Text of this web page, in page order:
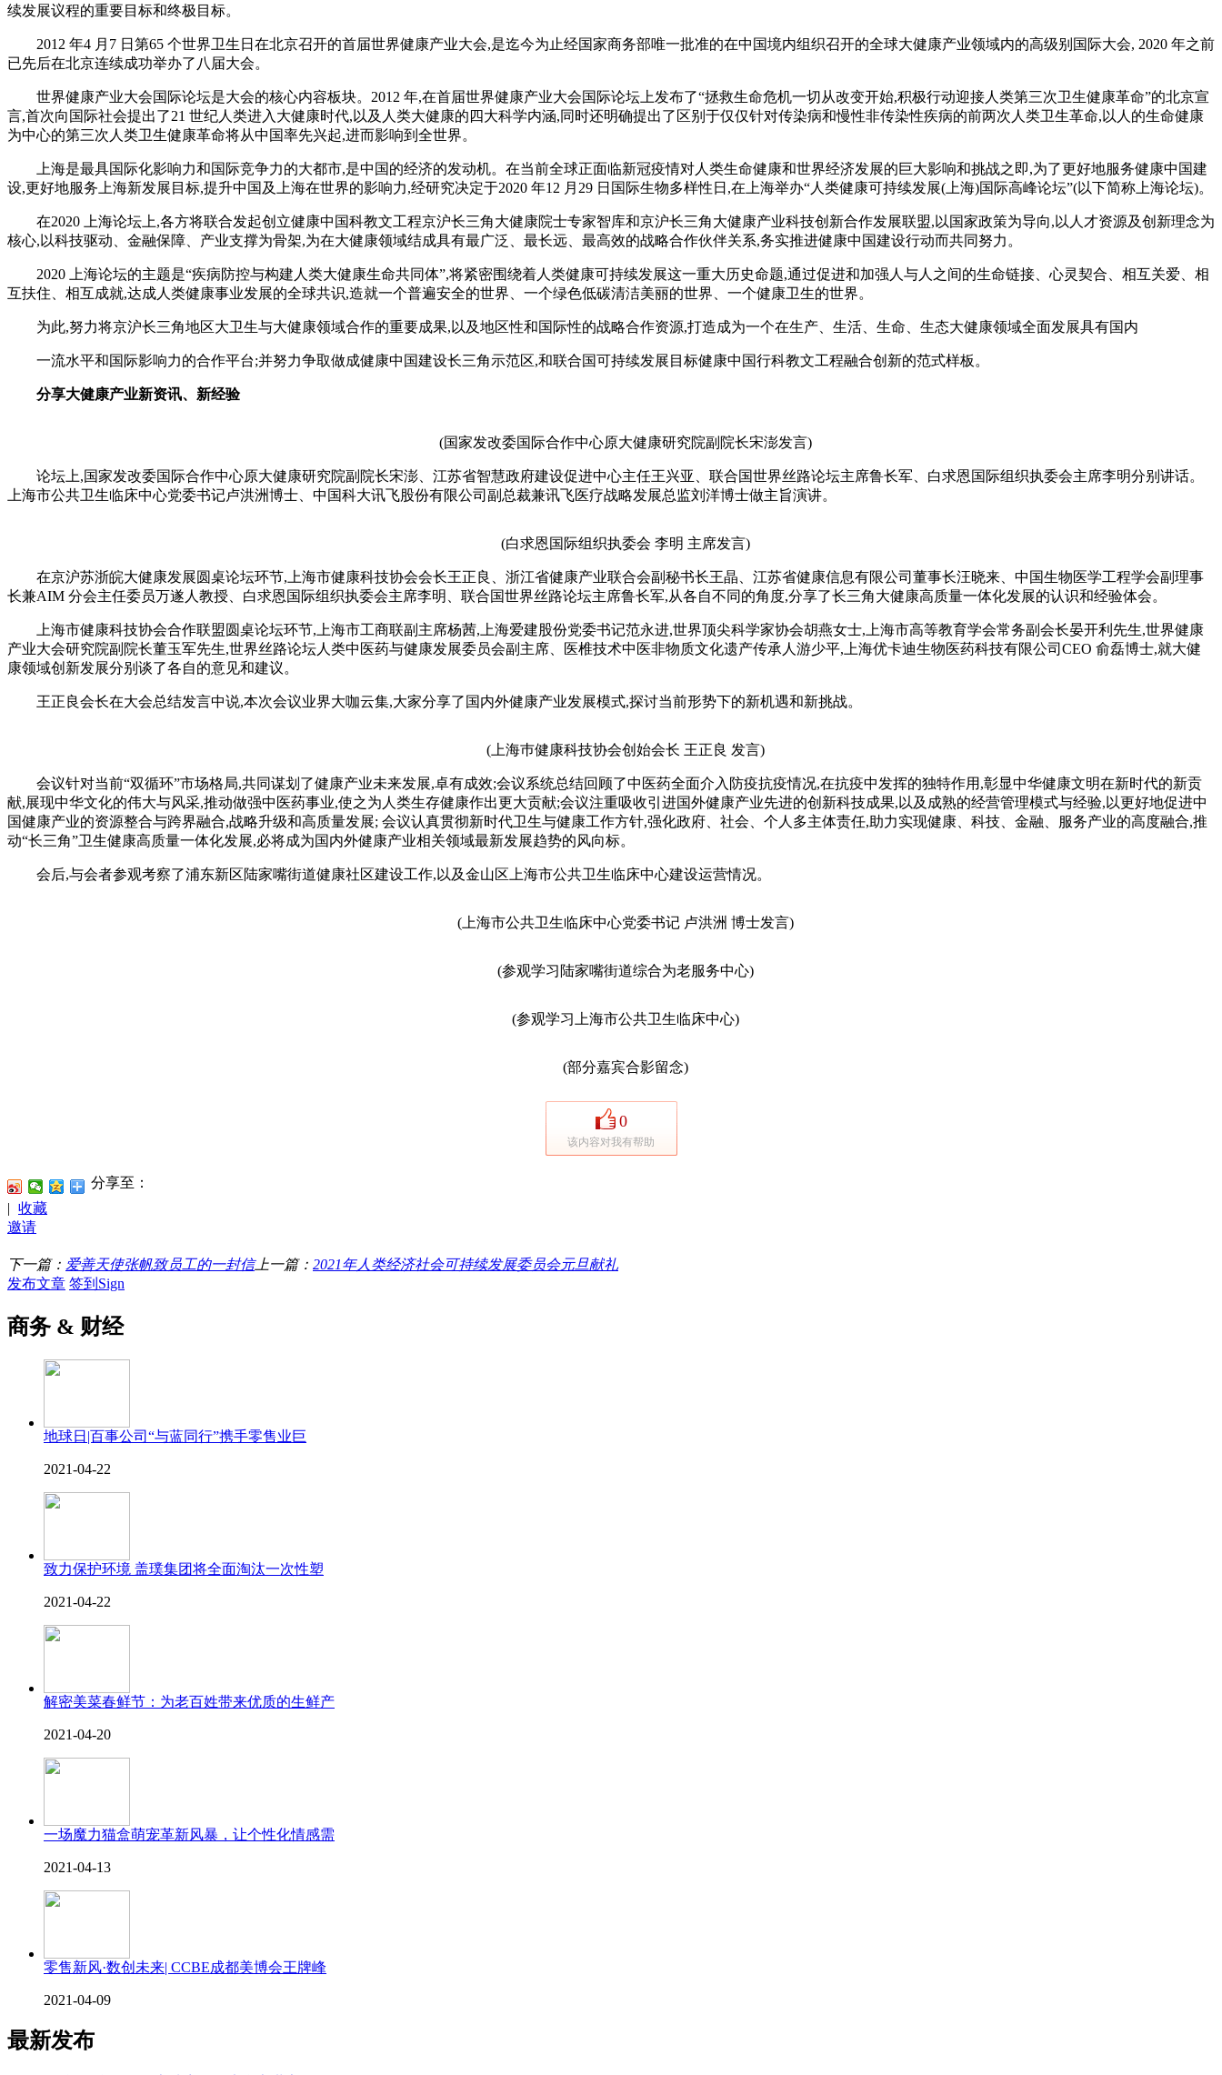
续发展议程的重要目标和终极目标。
2012 年4 月7 日第65 个世界卫生日在北京召开的首届世界健康产业大会,是迄今为止经国家商务部唯一批准的在中国境内组织召开的全球大健康产业领域内的高级别国际大会, 2020 年之前
已先后在北京连续成功举办了八届大会。
世界健康产业大会国际论坛是大会的核心内容板块。2012 年,在首届世界健康产业大会国际论坛上发布了“拯救生命危机一切从改变开始,积极行动迎接人类第三次卫生健康革命”的北京宣
言,首次向国际社会提出了21 世纪人类进入大健康时代,以及人类大健康的四大科学内涵,同时还明确提出了区别于仅仅针对传染病和慢性非传染性疾病的前两次人类卫生革命,以人的生命健康
为中心的第三次人类卫生健康革命将从中国率先兴起,进而影响到全世界。
上海是最具国际化影响力和国际竞争力的大都市,是中国的经济的发动机。在当前全球正面临新冠疫情对人类生命健康和世界经济发展的巨大影响和挑战之即,为了更好地服务健康中国建
设,更好地服务上海新发展目标,提升中国及上海在世界的影响力,经研究决定于2020 年12 月29 日国际生物多样性日,在上海举办“人类健康可持续发展(上海)国际高峰论坛”(以下简称上海论坛)。
在2020 上海论坛上,各方将联合发起创立健康中国科教文工程京沪长三角大健康院士专家智库和京沪长三角大健康产业科技创新合作发展联盟,以国家政策为导向,以人才资源及创新理念为
核心,以科技驱动、金融保障、产业支撑为骨架,为在大健康领域结成具有最广泛、最长远、最高效的战略合作伙伴关系,务实推进健康中国建设行动而共同努力。
2020 上海论坛的主题是“疾病防控与构建人类大健康生命共同体”,将紧密围绕着人类健康可持续发展这一重大历史命题,通过促进和加强人与人之间的生命链接、心灵契合、相互关爱、相
互扶住、相互成就,达成人类健康事业发展的全球共识,造就一个普遍安全的世界、一个绿色低碳清洁美丽的世界、一个健康卫生的世界。
为此,努力将京沪长三角地区大卫生与大健康领域合作的重要成果,以及地区性和国际性的战略合作资源,打造成为一个在生产、生活、生命、生态大健康领域全面发展具有国内
一流水平和国际影响力的合作平台;并努力争取做成健康中国建设长三角示范区,和联合国可持续发展目标健康中国行科教文工程融合创新的范式样板。
分享大健康产业新资讯、新经验
(国家发改委国际合作中心原大健康研究院副院长宋澎发言)
论坛上,国家发改委国际合作中心原大健康研究院副院长宋澎、江苏省智慧政府建设促进中心主任王兴亚、联合国世界丝路论坛主席鲁长军、白求恩国际组织执委会主席李明分别讲话。
上海市公共卫生临床中心党委书记卢洪洲博士、中国科大讯飞股份有限公司副总裁兼讯飞医疗战略发展总监刘洋博士做主旨演讲。
(白求恩国际组织执委会 李明 主席发言)
在京沪苏浙皖大健康发展圆桌论坛环节,上海市健康科技协会会长王正良、浙江省健康产业联合会副秘书长王晶、江苏省健康信息有限公司董事长汪晓来、中国生物医学工程学会副理事
长兼AIM 分会主任委员万遂人教授、白求恩国际组织执委会主席李明、联合国世界丝路论坛主席鲁长军,从各自不同的角度,分享了长三角大健康高质量一体化发展的认识和经验体会。
上海市健康科技协会合作联盟圆桌论坛环节,上海市工商联副主席杨茜,上海爱建股份党委书记范永进,世界顶尖科学家协会胡燕女士,上海市高等教育学会常务副会长晏开利先生,世界健康
产业大会研究院副院长董玉军先生,世界丝路论坛人类中医药与健康发展委员会副主席、医椎技术中医非物质文化遗产传承人游少平,上海优卡迪生物医药科技有限公司CEO 俞磊博士,就大健
康领域创新发展分别谈了各自的意见和建议。
王正良会长在大会总结发言中说,本次会议业界大咖云集,大家分享了国内外健康产业发展模式,探讨当前形势下的新机遇和新挑战。
(上海巿健康科技协会创始会长 王正良 发言)
会议针对当前“双循环”市场格局,共同谋划了健康产业未来发展,卓有成效;会议系统总结回顾了中医药全面介入防疫抗疫情况,在抗疫中发挥的独特作用,彰显中华健康文明在新时代的新贡
献,展现中华文化的伟大与风采,推动做强中医药事业,使之为人类生存健康作出更大贡献;会议注重吸收引进国外健康产业先进的创新科技成果,以及成熟的经营管理模式与经验,以更好地促进中
国健康产业的资源整合与跨界融合,战略升级和高质量发展; 会议认真贯彻新时代卫生与健康工作方针,强化政府、社会、个人多主体责任,助力实现健康、科技、金融、服务产业的高度融合,推
动“长三角”卫生健康高质量一体化发展,必将成为国内外健康产业相关领域最新发展趋势的风向标。
会后,与会者参观考察了浦东新区陆家嘴街道健康社区建设工作,以及金山区上海市公共卫生临床中心建设运营情况。
(上海市公共卫生临床中心党委书记 卢洪洲 博士发言)
(参观学习陆家嘴街道综合为老服务中心)
(参观学习上海市公共卫生临床中心)
(部分嘉宾合影留念)
0
该内容对我有帮助
分享至：
| 收藏
邀请
下一篇： 爱善天使张帆致员工的一封信上一篇： 2021年人类经济社会可持续发展委员会元旦献礼
发布文章 签到Sign
商务 & 财经
地球日|百事公司“与蓝同行”携手零售业巨
2021-04-22
致力保护环境 盖璞集团将全面淘汰一次性塑
2021-04-22
解密美菜春鲜节：为老百姓带来优质的生鲜产
2021-04-20
一场魔力猫盒萌宠革新风暴，让个性化情感需
2021-04-13
零售新风·数创未来| CCBE成都美博会王牌峰
2021-04-09
最新发布